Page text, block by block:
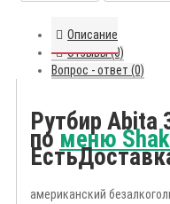
Описание
Отзывы (0)
Вопрос - ответ (0)
Рутбир Abita
поменю
американский